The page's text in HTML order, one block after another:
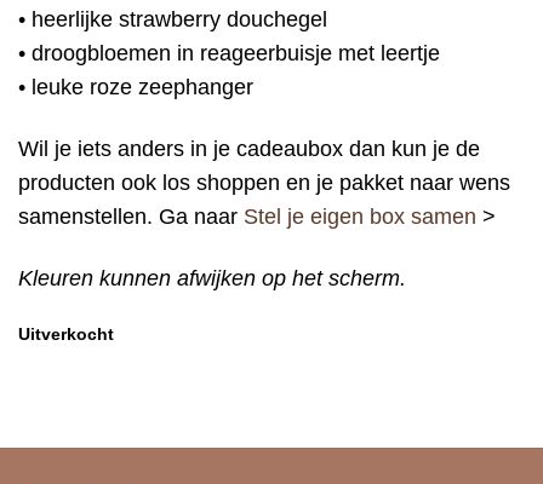
• heerlijke strawberry douchegel
• droogbloemen in reageerbuisje met leertje
• leuke roze zeephanger
Wil je iets anders in je cadeaubox dan kun je de
producten ook los shoppen en je pakket naar wens
samenstellen. Ga naar Stel je eigen box samen >
Kleuren kunnen afwijken op het scherm.
Uitverkocht